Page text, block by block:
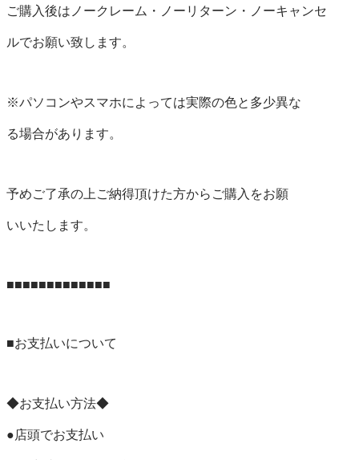
ご購入後はノークレーム・ノーリターン・ノーキャンセ
ルでお願い致します。
※パソコンやスマホによっては実際の色と多少異な
る場合があります。
予めご了承の上ご納得頂けた方からご購入をお願
いいたします。
■■■■■■■■■■■■■
■お支払いについて
◆お支払い方法◆
●店頭でお支払い